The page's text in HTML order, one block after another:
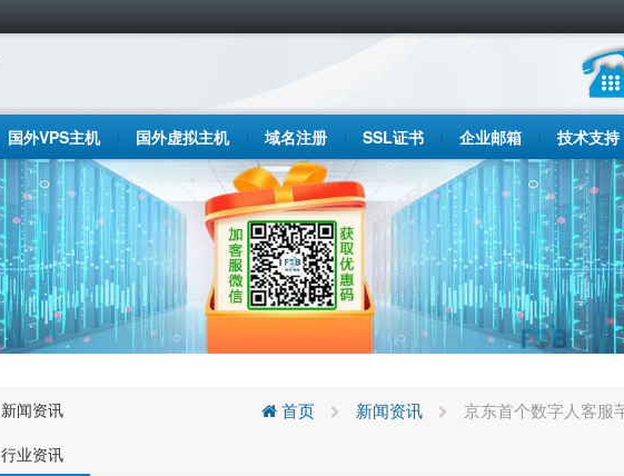
国外VPS主机 国外虚拟主机 域名注册 SSL证书 企业邮箱 技术支持
新闻资讯
行业资讯
首页 新闻资讯 京东首个数字人客服